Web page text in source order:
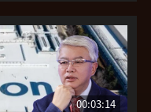
00:03:14